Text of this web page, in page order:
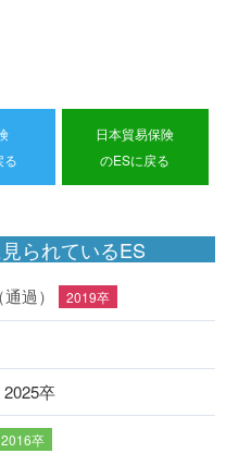
る
日本貿易保険
のESに戻る
られているES
過） 2019卒
2025卒
2016卒